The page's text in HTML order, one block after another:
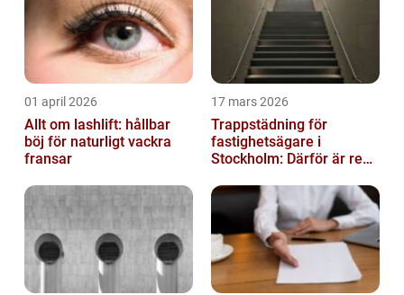
01 april 2026
Allt om lashlift: hållbar
böj för naturligt vackra
fransar
17 mars 2026
Trappstädning för
fastighetsägare i
Stockholm: Därför är rena
investering